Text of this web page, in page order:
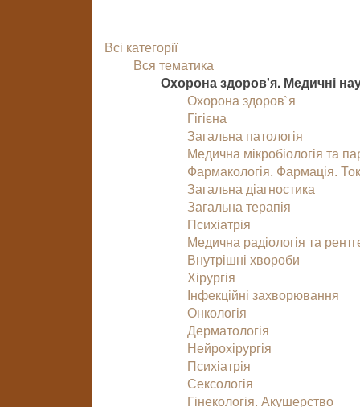
Всі категорії
Вся тематика
Охорона здоров'я. Медичні
Охорона здоров`я
Гігієна
Загальна патологія
Медична мікробіологія та
Фармакологія. Фармація.
Загальна діагностика
Загальна терапія
Психіатрія
Медична радіологія та
Внутрішні хвороби
Хірургія
Інфекційні захворювання
Онкологія
Дерматологія
Нейрохірургія
Психіатрія
Сексологія
Гінекологія. Акушерство